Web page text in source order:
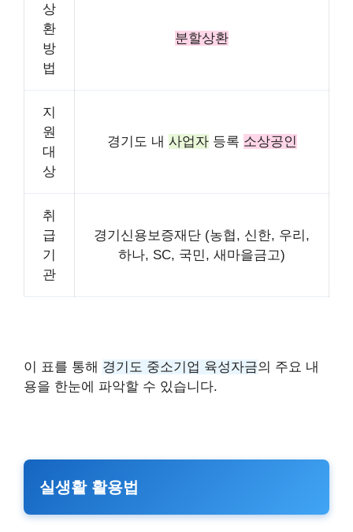
상
환
방
법
분할상환
지
원
대
상
경기도 내 사업자등록 소상공인
취
급
기
관
경기신용보증재단 (농협, 신한, 우리,
하나, SC, 국민, 새마을금고)
이 표를 통해 경기도 중소기업 육성자금의 주요 내
용을 한눈에 파악할 수 있습니다.
실생활 활용법